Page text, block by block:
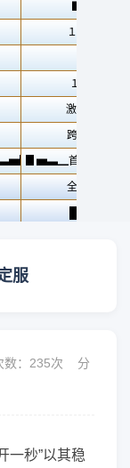
服
： 235次 分
一秒”以其稳